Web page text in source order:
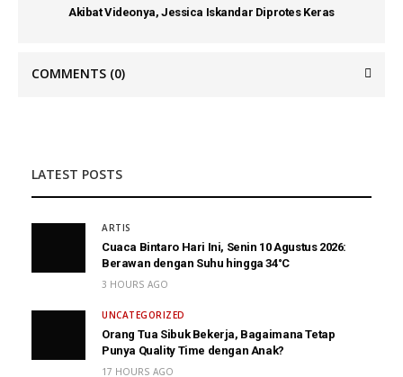
Akibat Videonya, Jessica Iskandar Diprotes Keras
COMMENTS (0)
LATEST POSTS
ARTIS
Cuaca Bintaro Hari Ini, Senin 10 Agustus 2026:
Berawan dengan Suhu hingga 34°C
3 HOURS AGO
UNCATEGORIZED
Orang Tua Sibuk Bekerja, Bagaimana Tetap
Punya Quality Time dengan Anak?
17 HOURS AGO